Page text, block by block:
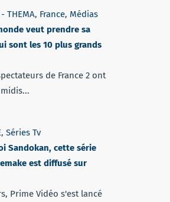
- THEMA, France, Médias
veut prendre sa
sont les 10 plus grands
de France 2 ont
, Séries Tv
Sandokan, cette série
est diffusé sur
Prime Vidéo s'est lancé